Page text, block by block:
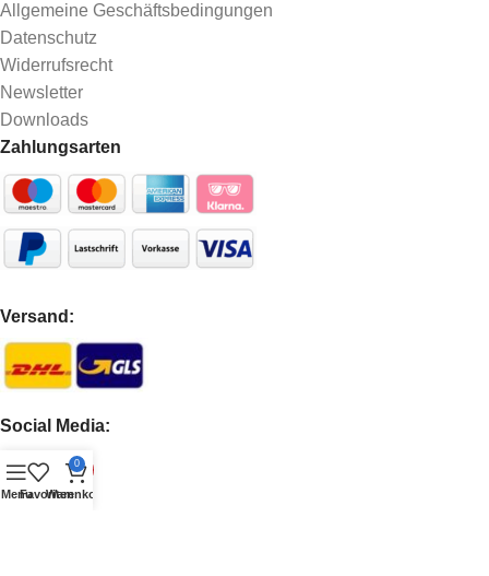
Allgemeine Geschäftsbedingungen
Datenschutz
Widerrufsrecht
Newsletter
Downloads
Zahlungsarten
Versand:
Social Media:
MenuFavoriten
0
Warenkorb